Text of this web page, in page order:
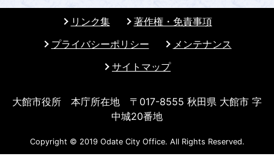
リンク集
著作権・免責事項
プライバシーポリシー
メンテナンス
サイトマップ
大館市役所 本庁所在地 〒017-8555 秋田県 大館市 字
中城20番地
Copyright © 2019 Odate City Office. All Rights Reserved.